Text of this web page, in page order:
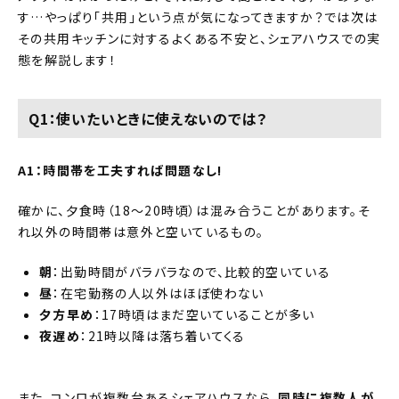
す…やっぱり「共用」という点が気になってきますか？では次は
その共用キッチンに対するよくある不安と、シェアハウスでの実
態を解説します！
Q1：使いたいときに使えないのでは？
A1：時間帯を工夫すれば問題なし!
確かに、夕食時（18〜20時頃）は混み合うことがあります。そ
れ以外の時間帯は意外と空いているもの。
朝 ：出勤時間がバラバラなので、比較的空いている
昼：在宅勤務の人以外はほぼ使わない
夕方早め ：17時頃はまだ空いていることが多い
夜遅め ：21時以降は落ち着いてくる